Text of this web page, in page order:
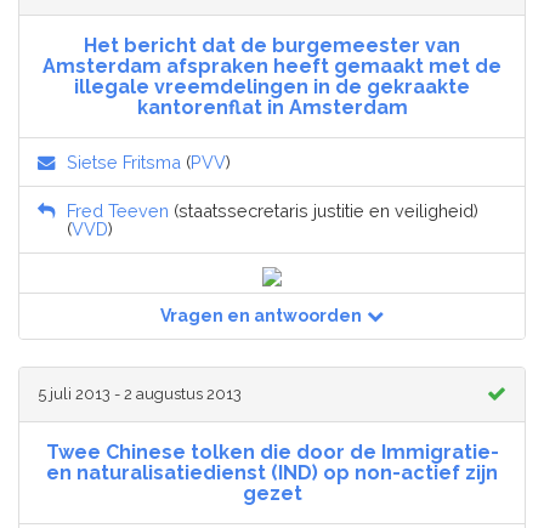
Het bericht dat de burgemeester van
Amsterdam afspraken heeft gemaakt met de
illegale vreemdelingen in de gekraakte
kantorenflat in Amsterdam
Sietse Fritsma (PVV)
Fred Teeven (staatssecretaris justitie en veiligheid)
(VVD)
Vragen en antwoorden
5 juli 2013 - 2 augustus 2013
Twee Chinese tolken die door de Immigratie-
en naturalisatiedienst (IND) op non-actief zijn
gezet